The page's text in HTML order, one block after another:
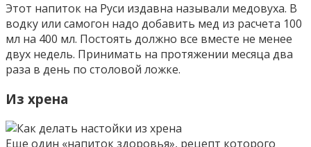
Этот напиток на Руси издавна называли медовуха. В
водку или самогон надо добавить мед из расчета 100
мл на 400 мл. Постоять должно все вместе не менее
двух недель. Принимать на протяжении месяца два
раза в день по столовой ложке.
Из хрена
Еще один «напиток здоровья», рецепт которого